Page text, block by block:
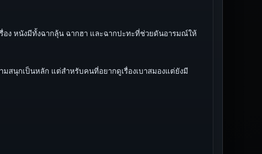
อง หนังมีทั้งฉากลุ้น ฉากฮา และฉากปะทะที่ช่วยดันอารมณ์ให้
สนุกเป็นหลัก แต่สำหรับคนที่อยากดูเรื่องเบาสมองแต่ยังมี